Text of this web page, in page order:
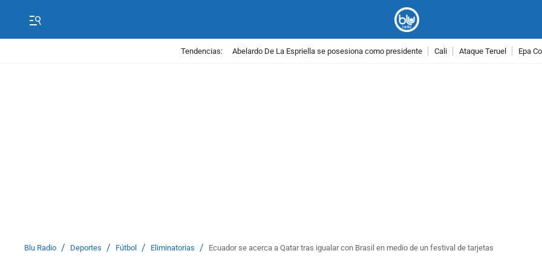
Tendencias: Abelardo De La Espriella se posesiona como presidente Cali Ataque Teruel Epa
Blu Radio / Deportes / Fútbol / Eliminatorias / Ecuador se acerca a Qatar tras igualar con Brasil en medio de un festival de tarjetas